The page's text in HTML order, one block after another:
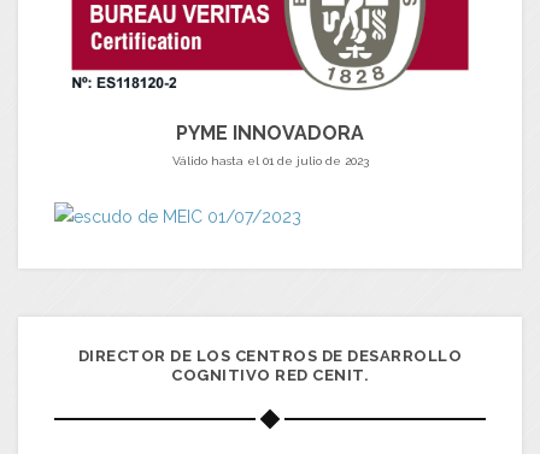
PYME INNOVADORA
Válido hasta el 01 de julio de 2023
DIRECTOR DE LOS CENTROS DE DESARROLLO
COGNITIVO RED CENIT.